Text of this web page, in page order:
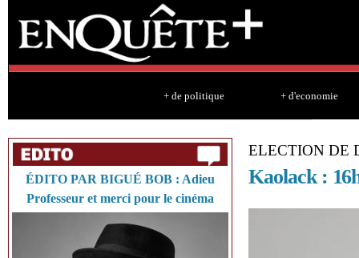
+ de politique + d'economie
ÉDITO PAR BIGUÉ BOB : Adieu
Professeur et merci pour le cinéma
ELECTION DE
Kaolack :